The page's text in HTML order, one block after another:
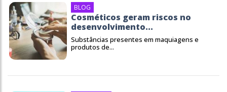
BLOG
Cosméticos geram riscos no
desenvolvimento...
Substâncias presentes em maquiagens e
produtos de...